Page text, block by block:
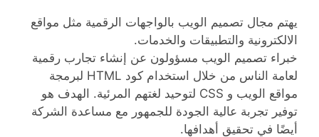
يهتم مجال تصميم الويب بالواجهات الرقمية مثل مواقع
الالكترونية والتطبيقات والخدمات.
خبراء تصميم الويب مسؤولون عن إنشاء تجارب رقمية
لعامة الناس من خلال استخدام كود HTML لبرمجة
مواقع الويب و CSS لتوحيد لغتهم المرئية. الهدف هو
توفير تجربة عالية الجودة للجمهور مع مساعدة الشركة
أيضًا في تحقيق أهدافها.